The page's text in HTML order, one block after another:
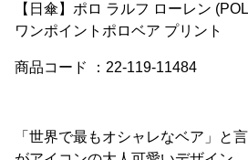
【日傘】ポロ ラルフ ローレン
ワンポイントポロベア プリント
商品コード ：22-119-11484
「世界で最もオシャレなベア」と